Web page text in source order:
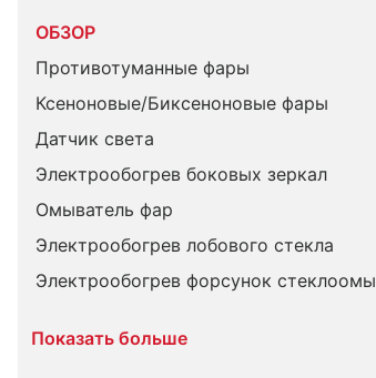
ОБЗОР
Противотуманные фары
Ксеноновые/Биксеноновые фары
Датчик света
Электрообогрев боковых зеркал
Омыватель фар
Электрообогрев лобового стекла
Электрообогрев форсунок
Показать больше